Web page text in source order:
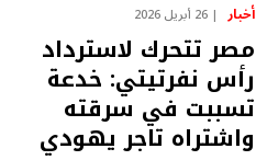
أخبار 26 أبريل 2026
مصر تتحرك لاسترداد
رأس نفرتيتي: خدعة
تسببت في سرقته
واشتراه تاجر يهودي